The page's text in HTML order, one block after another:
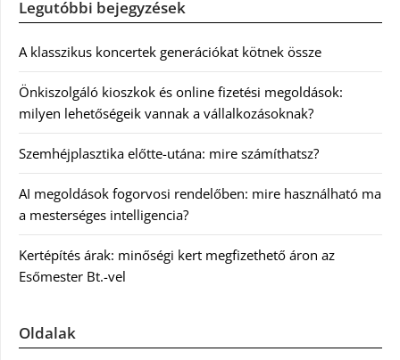
Legutóbbi bejegyzések
A klasszikus koncertek generációkat kötnek össze
Önkiszolgáló kioszkok és online fizetési megoldások:
milyen lehetőségeik vannak a vállalkozásoknak?
Szemhéjplasztika előtte-utána: mire számíthatsz?
AI megoldások fogorvosi rendelőben: mire használható ma
a mesterséges intelligencia?
Kertépítés árak: minőségi kert megfizethető áron az
Esőmester Bt.-vel
Oldalak